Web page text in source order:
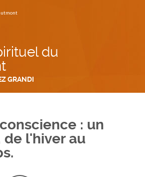
du
GRANDI
: un
de l'hiver au